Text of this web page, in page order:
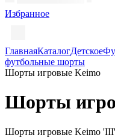
Избранное
ГлавнаяКаталогДетское
футбольные шорты
Шорты игровые Keimo
Шорты
Шорты игровые Keimo 'III'